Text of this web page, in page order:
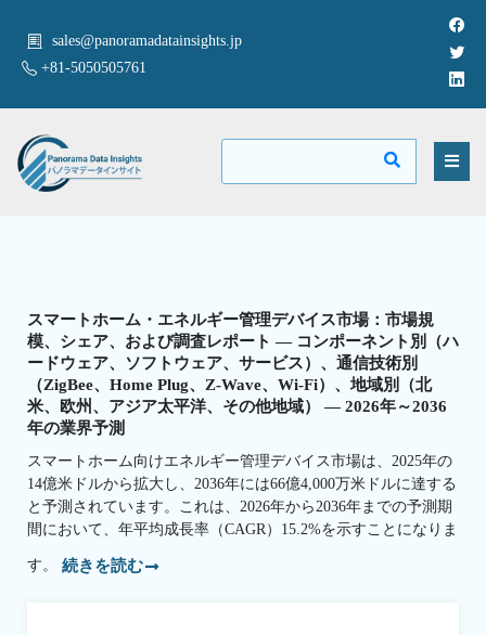
sales@panoramadatainsights.jp
+81-5050505761
スマートホーム・エネルギー管理デバイス市場：市場規
模、シェア、および調査レポート — コンポーネント別（ハ
ードウェア、ソフトウェア、サービス）、通信技術別
（ZigBee、Home Plug、Z-Wave、Wi-Fi）、地域別（北
米、欧州、アジア太平洋、その他地域） — 2026年～2036
年の業界予測
スマートホーム向けエネルギー管理デバイス市場は、2025年の
14億米ドルから拡大し、2036年には66億4,000万米ドルに達する
と予測されています。これは、2026年から2036年までの予測期
間において、年平均成長率（CAGR）15.2%を示すことになりま
す。 続きを読む